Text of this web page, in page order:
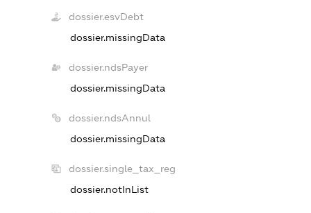
dossier.esvDebt
dossier.missingData
dossier.ndsPayer
dossier.missingData
dossier.ndsAnnul
dossier.missingData
dossier.single_tax_reg
dossier.notInList